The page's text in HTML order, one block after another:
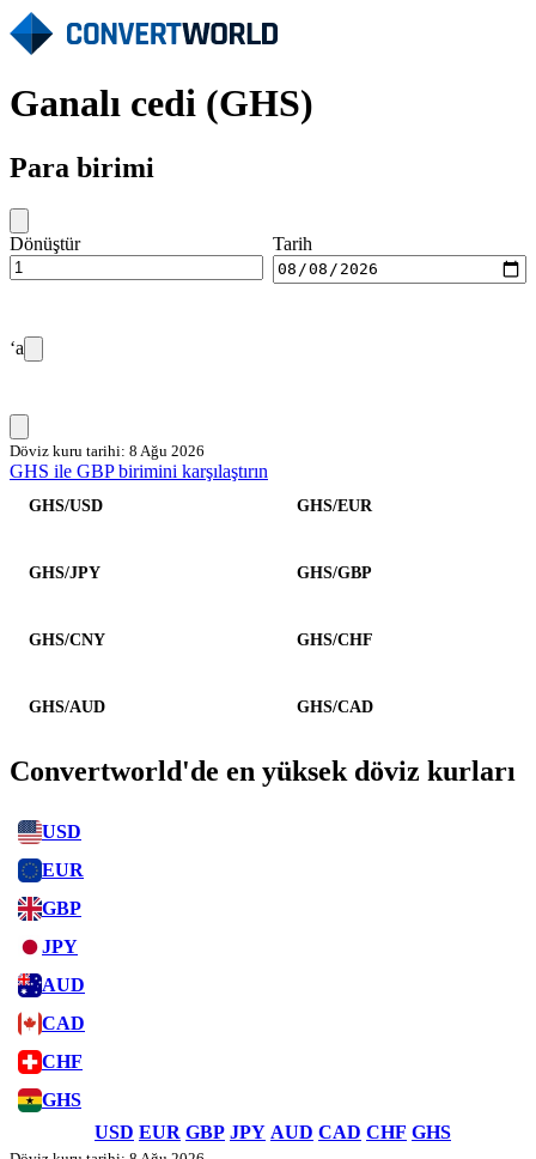
Ganalı cedi (GHS)
Para birimi
Dönüştür Tarih
‘a
Döviz kuru tarihi: 8 Ağu 2026
GHS ile GBP birimini karşılaştırın
GHS/USD GHS/EUR
GHS/JPY GHS/GBP
GHS/CNY GHS/CHF
GHS/AUD GHS/CAD
Convertworld'de en yüksek döviz kurları
USD
EUR
GBP
JPY
AUD
CAD
CHF
GHS
USD EUR GBP JPY AUD CAD CHF GHS